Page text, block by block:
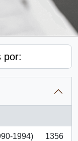
por:
1994) 1356